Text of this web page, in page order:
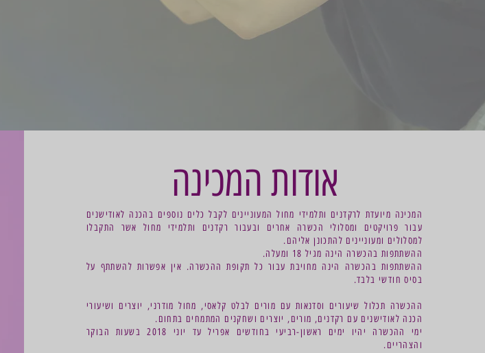
אודות המכינה
המכינה מיועדת לרקדנים ותלמידי מחול המעוניינים לקבל כלים נוספים בהכנה לאודישנים
עבור פרויקטים ומסלולי הכשרה אחרים ובעבור רקדנים ותלמידי מחול אשר התקבלו
למסלולים ומעוניינים להתכונן אליהם.
ההשתתפות בהכשרה הינה מגיל 18 ומעלה.
ההשתתפות בהכשרה הינה מחויבת עבור כל תקופת ההכשרה. אין אפשרות להשתתף על
בסיס חודשי בלבד.
ההכשרה תכלול שיעורים וסדנאות עם מורים לבלט קלאסי, מחול מודרני, יוצרים ושיעורי
הכנה לאודישנים עם רקדנים, מורים, יוצרים ושחקנים המתמחים בתחום.
ימי ההכשרה יהיו ימים ראשון-רביעי בחודשים אפריל עד יוני 2018 בשעות הבוקר
והצהריים.